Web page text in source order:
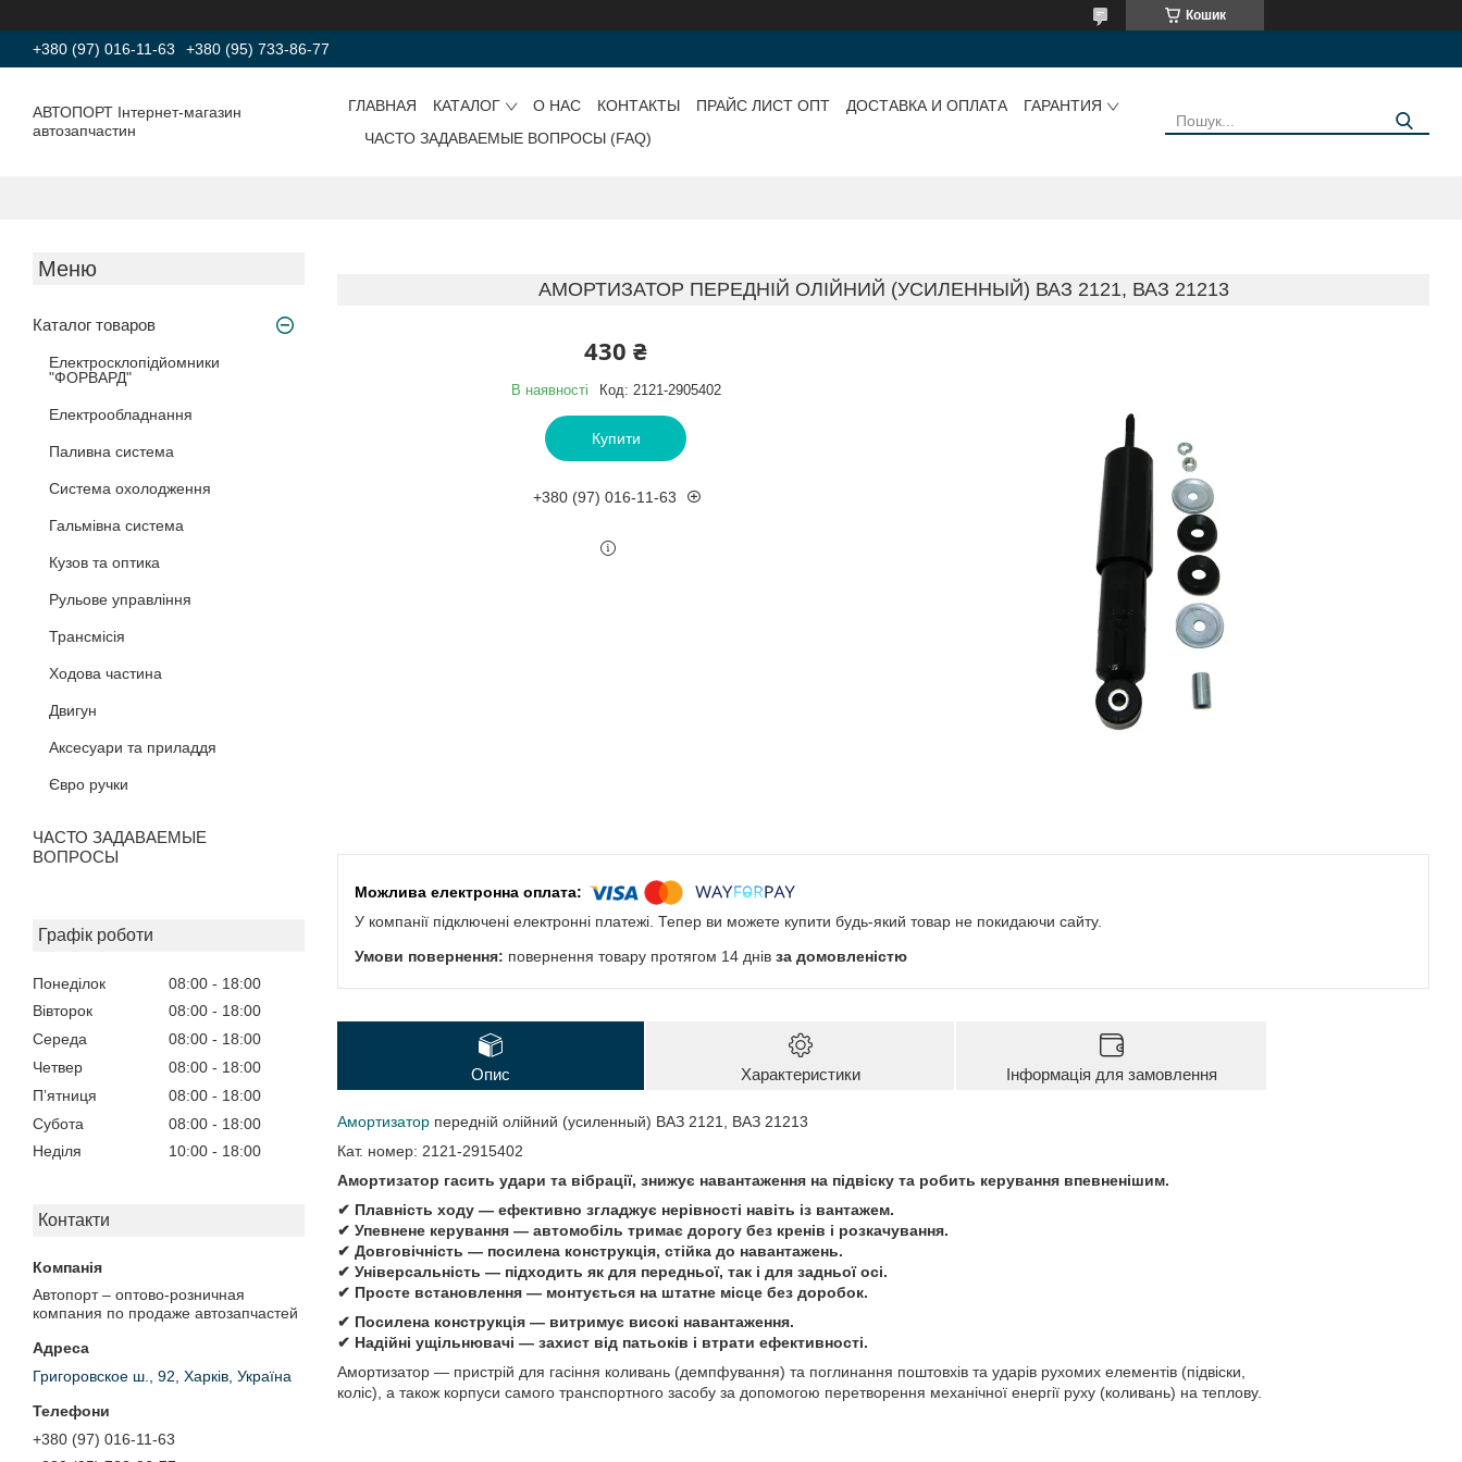
Кошик
+380 (97) 016-11-63 +380 (95) 733-86-77
АВТОПОРТ Інтернет-магазин
автозапчастин
ГЛАВНАЯ КАТАЛОГ О НАС КОНТАКТЫ ПРАЙС ЛИСТ ОПТ ДОСТАВКА И ОПЛАТА
ГАРАНТИЯ
ЧАСТО ЗАДАВАЕМЫЕ ВОПРОСЫ (FAQ)
Каталог товаров
Електросклопідйомники
"ФОРВАРД"
Електрообладнання
Паливна система
Система охолодження
Гальмівна система
Кузов та оптика
Рульове управління
Трансмісія
Ходова частина
Двигун
Аксесуари та приладдя
Євро ручки
ЧАСТО ЗАДАВАЕМЫЕ
ВОПРОСЫ
Графік роботи
Понеділок 08:00
18:00
Вівторок
08:00
18:00
Середа
08:00
18:00
Четвер
08:00
18:00
Пʼятниця
08:00
18:00
Субота
08:00
18:00
Неділя
10:00 18:00
Контакти
Автопорт – оптово-розничная
компания по продаже автозапчастей
Григоровское ш., 92, Харків, Україна
+380 (97) 016-11-63
АМОРТИЗАТОР ПЕРЕДНІЙ ОЛІЙНИЙ (УСИЛЕННЫЙ) ВАЗ 2121, ВАЗ 21213
430 ₴
В наявності Код: 2121-2905402
Купити
+380 (97) 016-11-63
У компанії підключені електронні платежі. Тепер ви можете купити будь-який товар не покидаючи сайту.
повернення товару протягом 14 днів за домовленістю
Опис Характеристики Інформація для замовлення
Амортизатор передній олійний (усиленный) ВАЗ 2121, ВАЗ 21213
Кат. номер: 2121-2915402
Амортизатор гасить удари та вібрації, знижує навантаження на підвіску та робить керування впевненішим.
✔ Плавність ходу — ефективно згладжує нерівності навіть із вантажем.
✔ Упевнене керування — автомобіль тримає дорогу без кренів і розкачування.
✔ Довговічність — посилена конструкція, стійка до навантажень.
✔ Універсальність — підходить як для передньої, так і для задньої осі.
✔ Просте встановлення — монтується на штатне місце без доробок.
✔ Посилена конструкція — витримує високі навантаження.
✔ Надійні ущільнювачі — захист від патьоків і втрати ефективності.
Амортизатор — пристрій для гасіння коливань (демпфування) та поглинання поштовхів та ударів рухомих елементів (підвіски,
коліс), а також корпуси самого транспортного засобу за допомогою перетворення механічної енергії руху (коливань) на теплову.